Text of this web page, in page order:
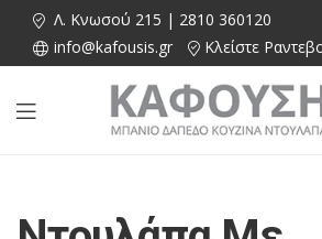
Λ. Κνωσού 215 | 2810 360120
info@kafousis.gr
Κλείστε